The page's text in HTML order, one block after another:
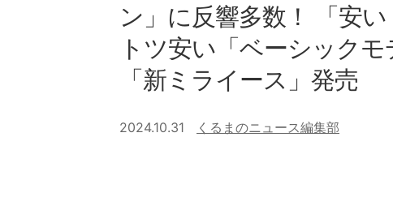
ン」に反響多数！ 「安
トツ安い「ベーシック
「新ミライース」発売
2024.10.31 くるまのニュース編集部